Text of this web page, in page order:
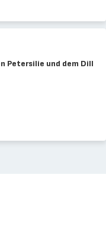
Petersilie und dem Dill